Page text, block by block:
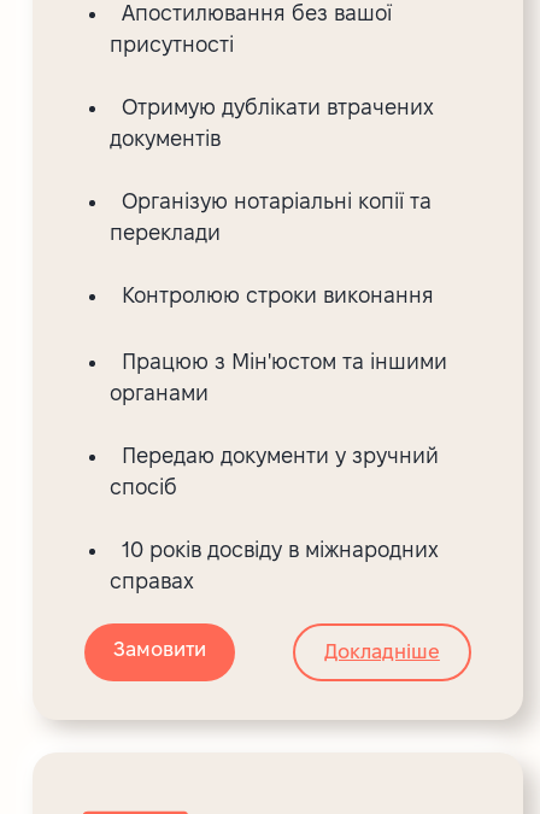
Апостилювання без вашої
присутності
Отримую дублікати втрачених
документів
Організую нотаріальні копії та
переклади
Контролюю строки виконання
Працюю з Мін'юстом та іншими
органами
Передаю документи у зручний
спосіб
10 років досвіду в міжнародних
справах
Замовити Докладніше